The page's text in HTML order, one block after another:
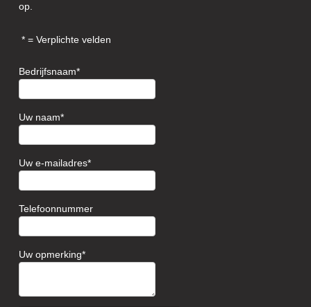
op.
= Verplichte velden
Bedrijfsnaam
Uw naam
Uw e-mailadres
Telefoonnummer
Uw opmerking